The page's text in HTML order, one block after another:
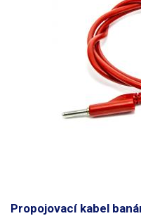
kurzorových tlačítek. Po
nezačne zátěž ze zdroje
ještě aktivovat, což je jedna
zátěží ITECH IT851X má široké
automobilovém průmyslu,
Díky vysoké
elektronická zátěž nahradí
zjednoduší postupy kalibrací
laboratořích – použití jako etalon. Elektronickou zátěží lze
jističů ve stejnosměrných rozvodech
Propojovací kabel